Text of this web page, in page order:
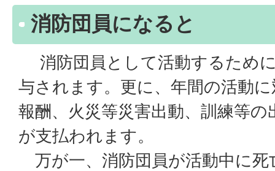
消防団員になると
消防団員として活動するため
与されます。更に、年間の活動
報酬、火災等災害出動、訓練等
が支払われます。
万が一、消防団員が活動中に死